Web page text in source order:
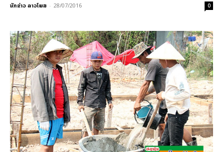
ນັກຂ່າວ ລາວໂພສ - 28/07/2016 0